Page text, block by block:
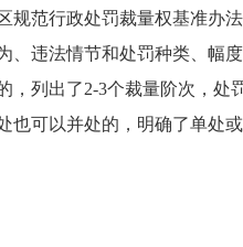
规范行政处罚裁量权基准办
、违法情节和处罚种类、幅
，列出了2-3个裁量阶次，处
也可以并处的，明确了单处